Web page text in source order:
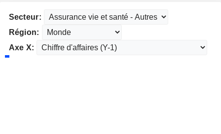
Secteur:
Région:
Axe X: